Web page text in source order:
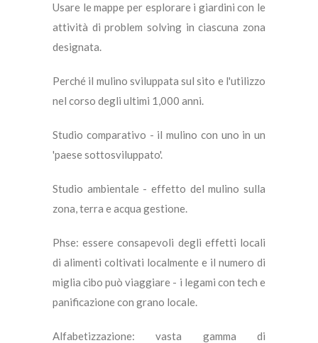
Usare le mappe per esplorare i giardini con le
attività di problem solving in ciascuna zona
designata.
Perché il mulino sviluppata sul sito e l'utilizzo
nel corso degli ultimi 1,000 anni.
Studio comparativo - il mulino con uno in un
'paese sottosviluppato'.
Studio ambientale - effetto del mulino sulla
zona, terra e acqua gestione.
Phse: essere consapevoli degli effetti locali
di alimenti coltivati ​​localmente e il numero di
miglia cibo può viaggiare - i legami con tech e
panificazione con grano locale.
Alfabetizzazione: vasta gamma di